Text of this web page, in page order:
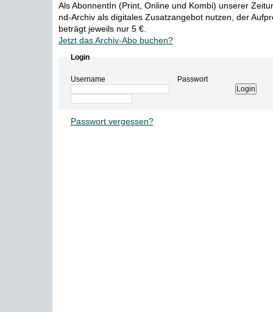
Als AbonnentIn (Print, Online und Kombi) unserer
nd-Archiv als digitales Zusatzangebot nutzen, der
beträgt jeweils nur 5 €.
Jetzt das Archiv-Abo buchen?
Login
Username Passwort
Passwort vergessen?